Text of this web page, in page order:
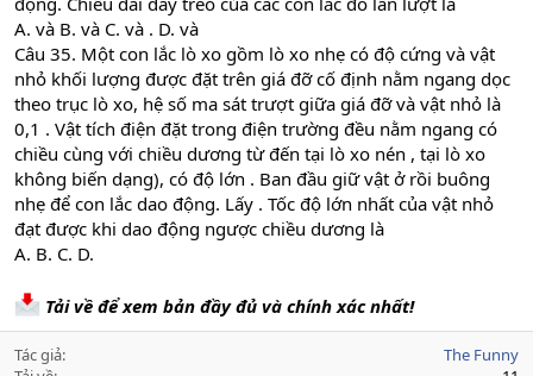
A. và B. và C. và . D. và
Câu 35. Một con lắc lò xo gồm lò xo nhẹ có độ cứng và vật
nhỏ khối lượng được đặt trên giá đỡ cố định nằm ngang dọc
theo trục lò xo, hệ số ma sát trượt giữa giá đỡ và vật nhỏ là
0,1 . Vật tích điện đặt trong điện trường đều nằm ngang có
chiều cùng với chiều dương từ đến tại lò xo nén , tại lò xo
không biến dạng), có độ lớn . Ban đầu giữ vật ở rồi buông
nhẹ để con lắc dao động. Lấy . Tốc độ lớn nhất của vật nhỏ
đạt được khi dao động ngược chiều dương là
A. B. C. D.
Tải về để xem bản đầy đủ và chính xác nhất!
Tác giả
The Funny